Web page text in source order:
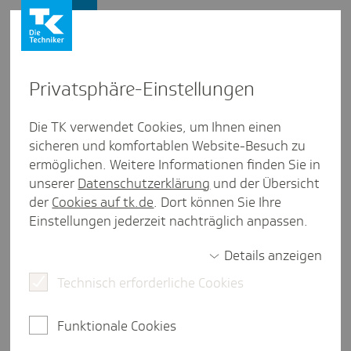
Mager­sucht: Studie unter­sucht
fami­lien-basierten Thera­pie­an­
satz
Pres­se­mit­tei­lung aus Bayern
Presse und Politik Innovationen
Würzburg, 24. Februar 2026. 23 Kliniken in
Behandlung von Magersucht. Die Studie "FIAT -
Privat­sphäre-Einstel­lungen
Die TK verwendet Cookies, um Ihnen einen
sicheren und komfortablen Website-Besuch zu
ermöglichen. Weitere Informationen finden Sie in
unserer Datenschutzerklärung und der Übersicht
der Cookies auf tk.de. Dort können Sie Ihre
Einstellungen jederzeit nachträglich anpassen.
Details anzeigen
Technisch erforderliche Cookies
Funktionale Cookies